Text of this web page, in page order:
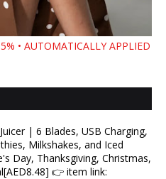
• AUTOMATICALLY APPLIED
| 6 Blades, USB Charging,
Milkshakes, and Iced
Day, Thanksgiving, Christmas,
👉 item link: